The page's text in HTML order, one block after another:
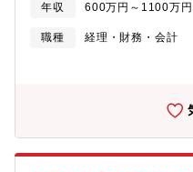
な事業変革の途上にあります
ジパートナーズから KKR に
ました。 これに伴い、組織改
なっています。今回のポジシ
数社担当頂き、月次/年次決算
応、税務関連業務等もご担当
年収 600万円～1100万円
職種
経理・財務・会計